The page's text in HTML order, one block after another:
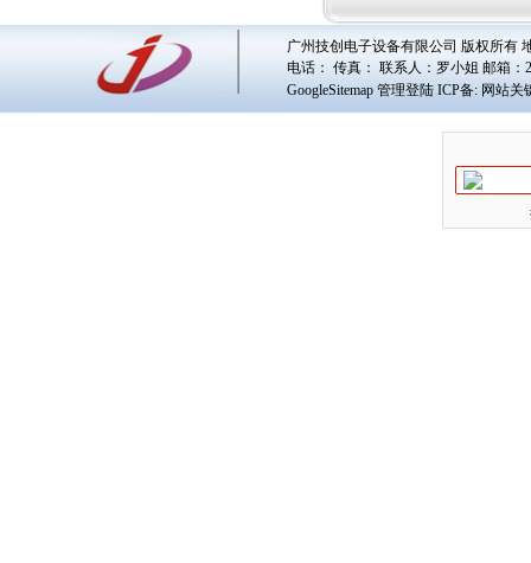
广州技创电子设备有限公司 版权所有
电话： 传真： 联系人： 罗小姐 邮箱：
GoogleSitemap 管理登陆 ICP备: 网站关